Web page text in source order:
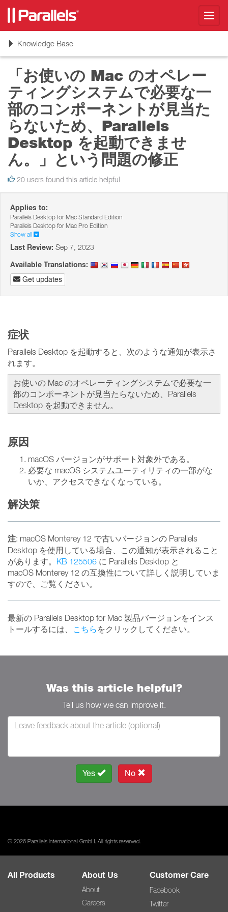
ToggleKnowledge Base
「お使いの Mac のオペレー
ティングシステムで必要な一
部のコンポーネントが見当た
らないため、Parallels
Desktop を起動できませ
ん。」という問題の修正
20 users found this article helpful
Applies to:
Parallels Desktop for Mac Standard Edition
Parallels Desktop for Mac Pro Edition
Show all
Last Review: Sep 7, 2023
Available Translations:
Get updates
症状
Parallels Desktop を起動すると、次のような通知が表示さ
れます。
お使いの Mac のオペレーティングシステムで必要な一
部のコンポーネントが見当たらないため、Parallels
Desktop を起動できません。
原因
macOS バージョンがサポート対象外である。
必要な macOS システムユーティリティの一部がな
いか、アクセスできなくなっている。
解決策
注: macOS Monterey 12 で古いバージョンの Parallels
Desktop を使用している場合、この通知が表示されること
があります。 KB 125506 に Parallels Desktop と
macOS Monterey 12 の互換性について詳しく説明していま
すので、ご覧ください。
最新の Parallels Desktop for Mac 製品バージョンをインス
トールするには、
こちら をクリックしてください。
Was this article helpful?
Tell us how we can improve it.
Yes No
© 2026 Parallels International GmbH. All rights reserved.
All Products About Us
About
Careers
Customer Care
Facebook
Twitter